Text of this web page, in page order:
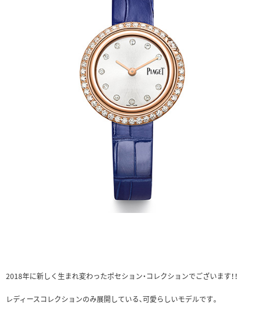
2018年に新しく生まれ変わったポセション・コレクションでございます！！
レディースコレクションのみ展開している、可愛らしいモデルです。